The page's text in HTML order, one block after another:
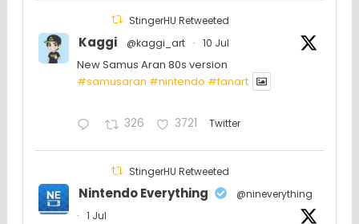
StingerHU Retweeted
Kaggi @kaggi_art · 10 Jul
New Samus Aran 80s version
#samusaran #nintendo #fanartㅤㅤㅤㅤ
326 3721 Twitter
StingerHU Retweeted
Nintendo Everything
@nineverything
·
1 Jul